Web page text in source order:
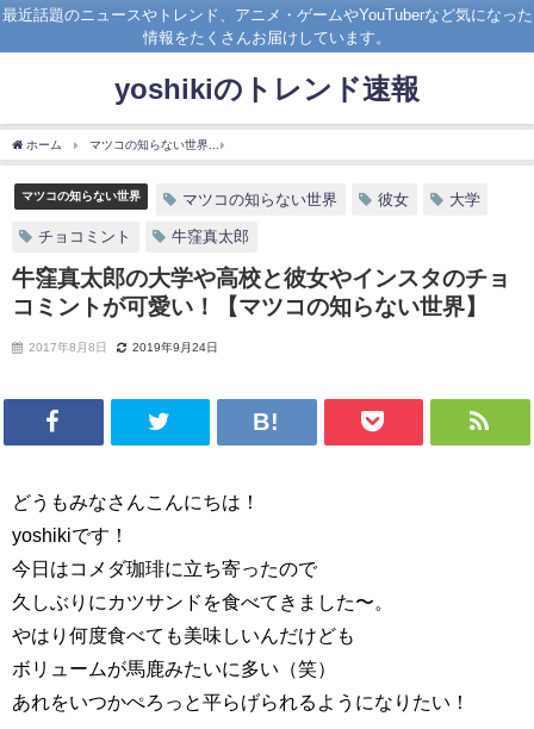
最近話題のニュースやトレンド、アニメ・ゲームやYouTuberなど気になった
情報をたくさんお届けしています。
yoshikiのトレンド速報
ホーム マツコの知らない世界
マツコの知らない世界 マツコの知らない世界 彼女 大学
チョコミント 牛窪真太郎
牛窪真太郎の大学や高校と彼女やインスタのチョ
コミントが可愛い！【マツコの知らない世界】
2017年8月8日 2019年9月24日
どうもみなさんこんにちは！
yoshikiです！
今日はコメダ珈琲に立ち寄ったので
久しぶりにカツサンドを食べてきました〜。
やはり何度食べても美味しいんだけども
ボリュームが馬鹿みたいに多い（笑）
あれをいつかぺろっと平らげられるようになりたい！